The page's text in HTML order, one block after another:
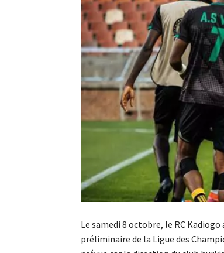
Le samedi 8 octobre, le RC
préliminaire de la Ligue des